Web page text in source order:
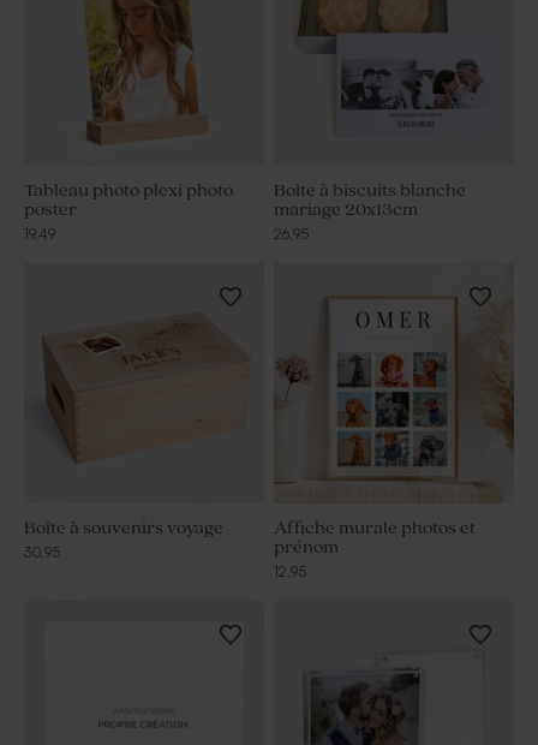
Tableau photo plexi photo
poster
19,49
Boîte à biscuits blanche
mariage 20x13cm
26,95
Boîte à souvenirs voyage
30,95
Affiche murale photos et
prénom
12,95